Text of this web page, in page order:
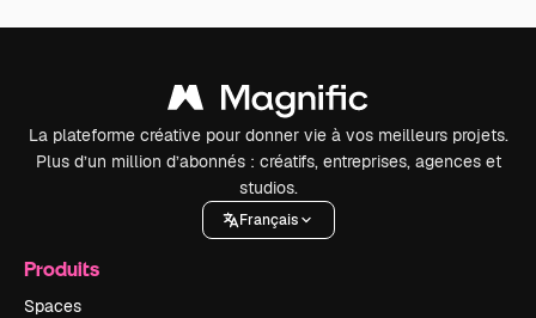
La plateforme créative pour donner vie à vos meilleurs projets.
Plus d’un million d’abonnés : créatifs, entreprises, agences et
studios.
Français
Produits
Spaces